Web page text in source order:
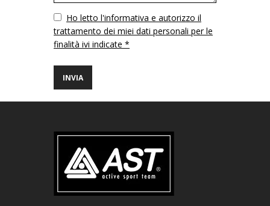
VuotoHo letto l'informativa e autorizzo il
trattamento dei miei dati personali per le
finalità ivi indicate *